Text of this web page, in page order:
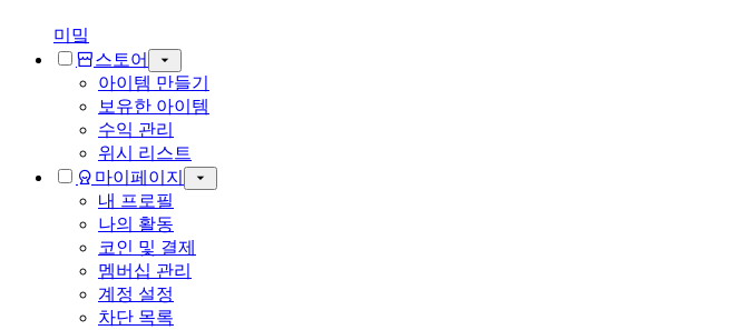
미밐
스토어
아이템 만들기
보유한 아이템
수익 관리
위시 리스트
마이페이지
내 프로필
나의 활동
코인 및 결제
멤버십 관리
계정 설정
차단 목록